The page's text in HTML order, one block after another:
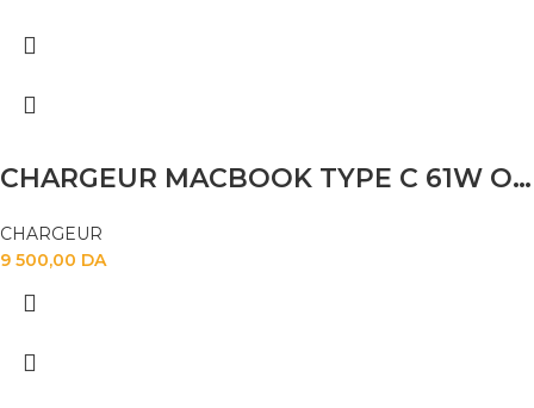
CHARGEUR MACBOOK TYPE C 61W ORG
CHARGEUR
9 500,00 DA